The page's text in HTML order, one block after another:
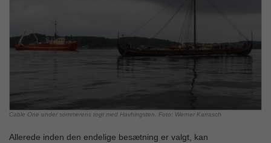
Cable One under sommerens togt med Havhingsten. Foto: Werner Karrasch
Allerede inden den endelige besætning er valgt, kan